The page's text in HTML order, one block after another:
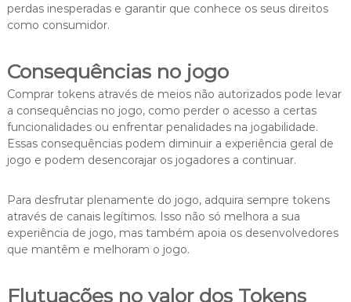
perdas inesperadas e garantir que conhece os seus direitos
como consumidor.
Consequências no jogo
Comprar tokens através de meios não autorizados pode levar
a consequências no jogo, como perder o acesso a certas
funcionalidades ou enfrentar penalidades na jogabilidade.
Essas consequências podem diminuir a experiência geral de
jogo e podem desencorajar os jogadores a continuar.
Para desfrutar plenamente do jogo, adquira sempre tokens
através de canais legítimos. Isso não só melhora a sua
experiência de jogo, mas também apoia os desenvolvedores
que mantêm e melhoram o jogo.
Flutuações no valor dos Tokens